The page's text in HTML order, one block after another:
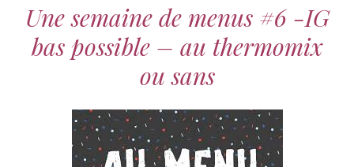
Une semaine de menus #6 -IG
bas possible – au thermomix
ou sans